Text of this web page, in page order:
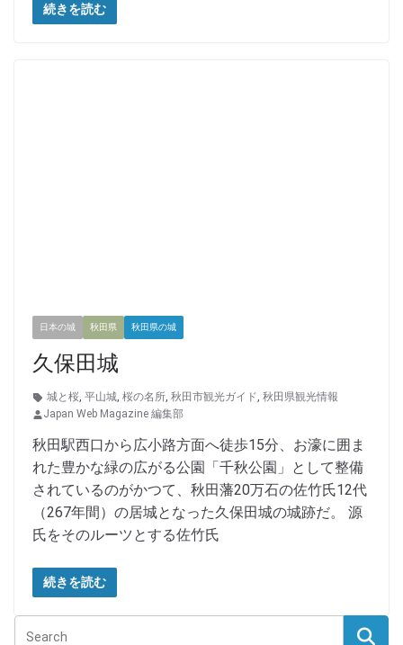
続きを読む
日本の城 秋田県 秋田県の城
久保田城
城と桜, 平山城, 桜の名所, 秋田市観光ガイド, 秋田県観光情報
Japan Web Magazine 編集部
秋田駅西口から広小路方面へ徒歩15分、お濠に囲ま
れた豊かな緑の広がる公園「千秋公園」として整備
されているのがかつて、秋田藩20万石の佐竹氏12代
（267年間）の居城となった久保田城の城跡だ。 源
氏をそのルーツとする佐竹氏
続きを読む